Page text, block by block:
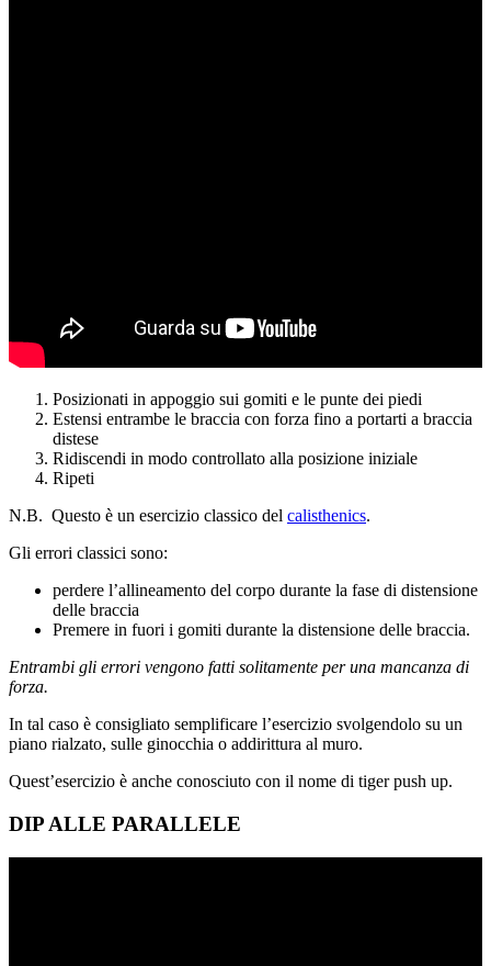
Posizionati in appoggio sui gomiti e le punte dei piedi
Estensi entrambe le braccia con forza fino a portarti a braccia
distese
Ridiscendi in modo controllato alla posizione iniziale
Ripeti
N.B. Questo è un esercizio classico del calisthenics.
Gli errori classici sono:
perdere l’allineamento del corpo durante la fase di distensione
delle braccia
Premere in fuori i gomiti durante la distensione delle braccia.
Entrambi gli errori vengono fatti solitamente per una mancanza di
forza.
In tal caso è consigliato semplificare l’esercizio svolgendolo su un
piano rialzato, sulle ginocchia o addirittura al muro.
Quest’esercizio è anche conosciuto con il nome di tiger push up.
DIP ALLE PARALLELE